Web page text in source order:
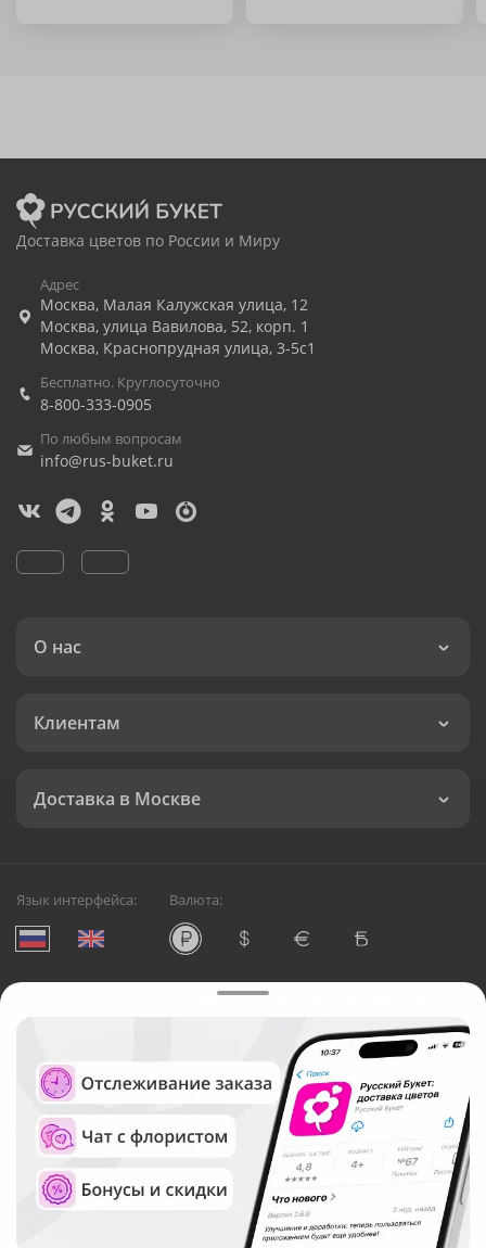
Доставка цветов по России и Миру
Адрес
Москва, Малая Калужская улица, 12
Москва, улица Вавилова, 52, корп. 1
Москва, Краснопрудная улица, 3-5с1
Бесплатно. Круглосуточно
8-800-333-0905
По любым вопросам
info@rus-buket.ru
О нас
Клиентам
Доставка в Москве
Язык интерфейса: Валюта:
Служба круглосуточной доставки цветов в Москве
Русский Букет, 2026
Общество с ограниченной ответственностью «Технология»
ОГРН: 1195476081745, ИНН: 5410081997
Юридический адрес: г. Новосибирск, ул. Ипподромская,
д.42, оф. 3
Рейтинг Русского букета в г. Москва